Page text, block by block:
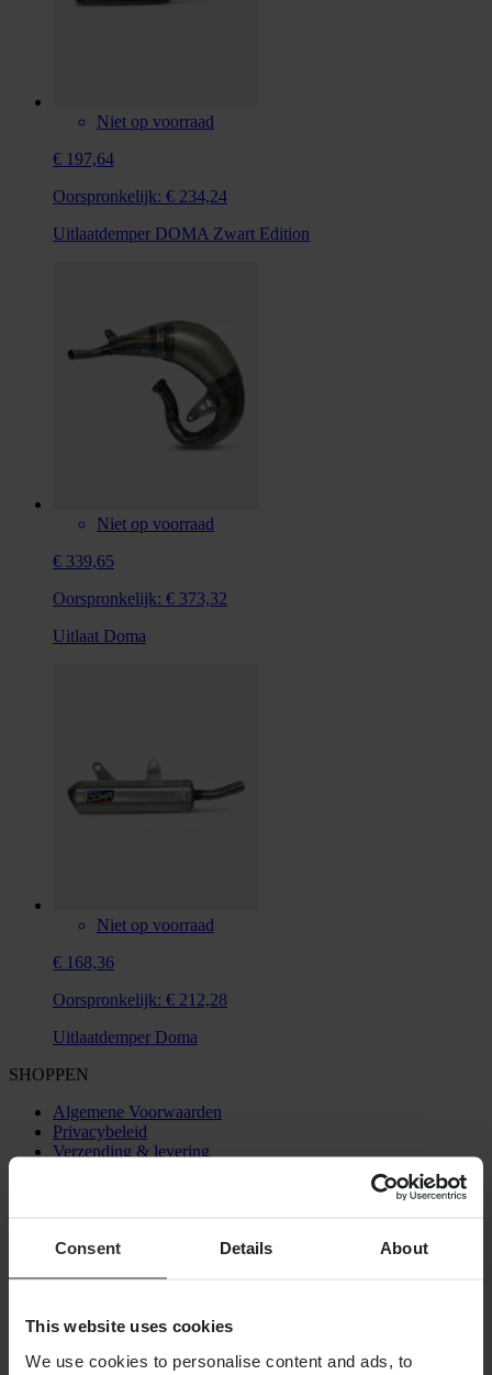
Consent Details About
This website uses cookies
We use cookies to personalise content and ads, to
Niet op voorraad
€ 197,64
Oorspronkelijk: € 234,24
Uitlaatdemper DOMA Zwart Edition
Niet op voorraad
€ 339,65
Oorspronkelijk: € 373,32
Uitlaat Doma
Niet op voorraad
€ 168,36
Oorspronkelijk: € 212,28
Uitlaatdemper Doma
SHOPPEN
Algemene Voorwaarden
Privacybeleid
Verzending & levering
Claims & klachten
KLANTENSERVICE
Vragen & antwoorden